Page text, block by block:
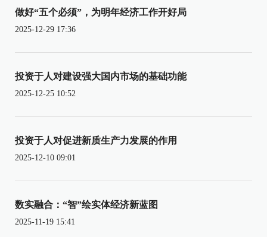
做好“五个必须”，为明年经济工作开好局
2025-12-29 17:36
投资于人对建设强大国内市场的基础功能
2025-12-25 10:52
投资于人对促进新质生产力发展的作用
2025-12-10 09:01
数实融合：“智”绘实体经济新蓝图
2025-11-19 15:41